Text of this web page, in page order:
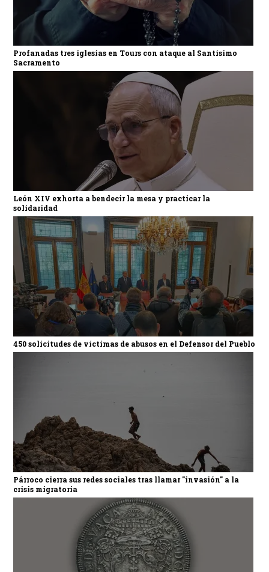
Profanadas tres iglesias en Tours con ataque al Santísimo
Sacramento
León XIV exhorta a bendecir la mesa y practicar la
solidaridad
450 solicitudes de víctimas de abusos en el Defensor del Pueblo
Párroco cierra sus redes sociales tras llamar "invasión" a la
crisis migratoria